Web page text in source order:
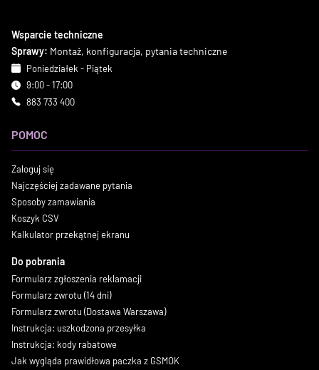
Wsparcie techniczne
Sprawy: Montaż, konfiguracja, pytania techniczne
Poniedziałek - Piątek
9:00 - 17:00
883 733 400
POMOC
Zaloguj się
Najczęściej zadawane pytania
Sposoby zamawiania
Koszyk CSV
Kalkulator przekątnej ekranu
Do pobrania
Formularz zgłoszenia reklamacji
Formularz zwrotu (14 dni)
Formularz zwrotu (Dostawa Warszawa)
Instrukcja: uszkodzona przesyłka
Instrukcja: kody rabatowe
Jak wygląda prawidłowa paczka z GSMOK